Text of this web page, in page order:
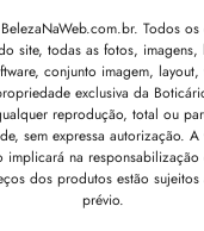
Todos os
site, todas as fotos,
conjunto imagem,
exclusiva da
reprodução, total ou
sem expressa autorização.
implicará na
dos produtos estão sujeitos
prévio.